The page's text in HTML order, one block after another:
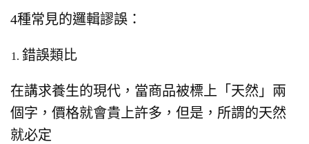
4種常見的邏輯謬誤：
錯誤類比
在講求養生的現代， 當商品被標上「天然」兩
個字， 價格就會貴上許多， 但是，所謂的天然
就必定